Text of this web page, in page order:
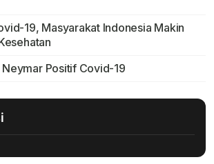
19, Masyarakat Indonesia Makin
Positif Covid-19